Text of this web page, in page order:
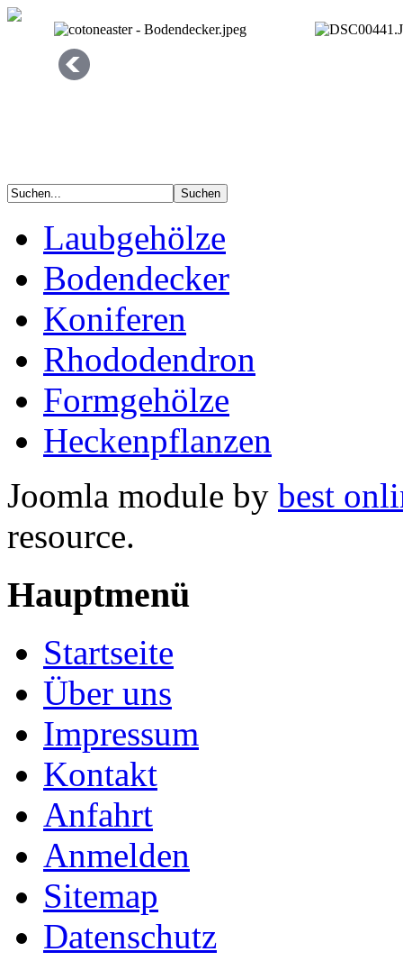
Laubgehölze
Bodendecker
Koniferen
Rhododendron
Formgehölze
Heckenpflanzen
Joomla module by best
resource.
Hauptmenü
Startseite
Über uns
Impressum
Kontakt
Anfahrt
Anmelden
Sitemap
Datenschutz